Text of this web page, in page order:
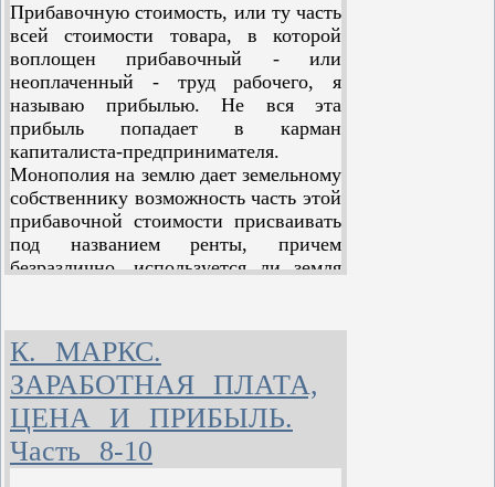
Прибавочную стоимость, или ту часть
всей стоимости товара, в которой
воплощен прибавочный - или
неоплаченный - труд рабочего, я
называю прибылью. Не вся эта
прибыль попадает в карман
капиталиста-предпринимателя.
Монополия на землю дает земельному
собственнику возможность часть этой
прибавочной стоимости присваивать
под названием ренты, причем
безразлично, используется ли земля
какой-либо другой производственной
цели. С другой стороны, тот факт, что
обладание средствами труда дает
капиталисту-предпринимателю
возможность производить
прибавочную стоимость или, что то
К. МАРКС.
ЗАРАБОТНАЯ ПЛАТА,
ЦЕНА И ПРИБЫЛЬ.
Часть 8-10